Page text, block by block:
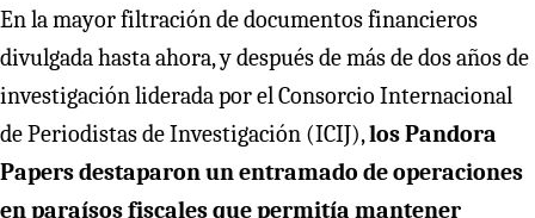
En la mayor filtración de documentos financieros
divulgada hasta ahora, y después de más de dos años de
investigación liderada por el Consorcio Internacional
de Periodistas de Investigación (ICIJ),los Pandora
Papers destaparon un entramado de operaciones
en paraísos fiscales que permitía mantener